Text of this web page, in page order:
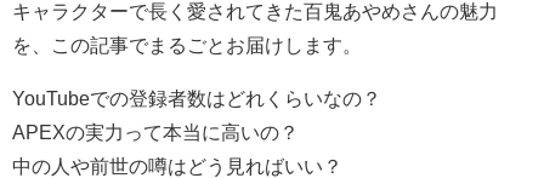
キャラクターで長く愛されてきた百鬼あやめさんの魅力
を、この記事でまるごとお届けします。
YouTubeでの登録者数はどれくらいなの？
APEXの実力って本当に高いの？
中の人や前世の噂はどう見ればいい？